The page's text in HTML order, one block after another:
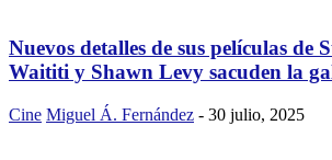
Nuevos detalles de sus películas de
Waititi y Shawn Levy sacuden la
Cine Miguel Á. Fernández - 30 julio, 2025